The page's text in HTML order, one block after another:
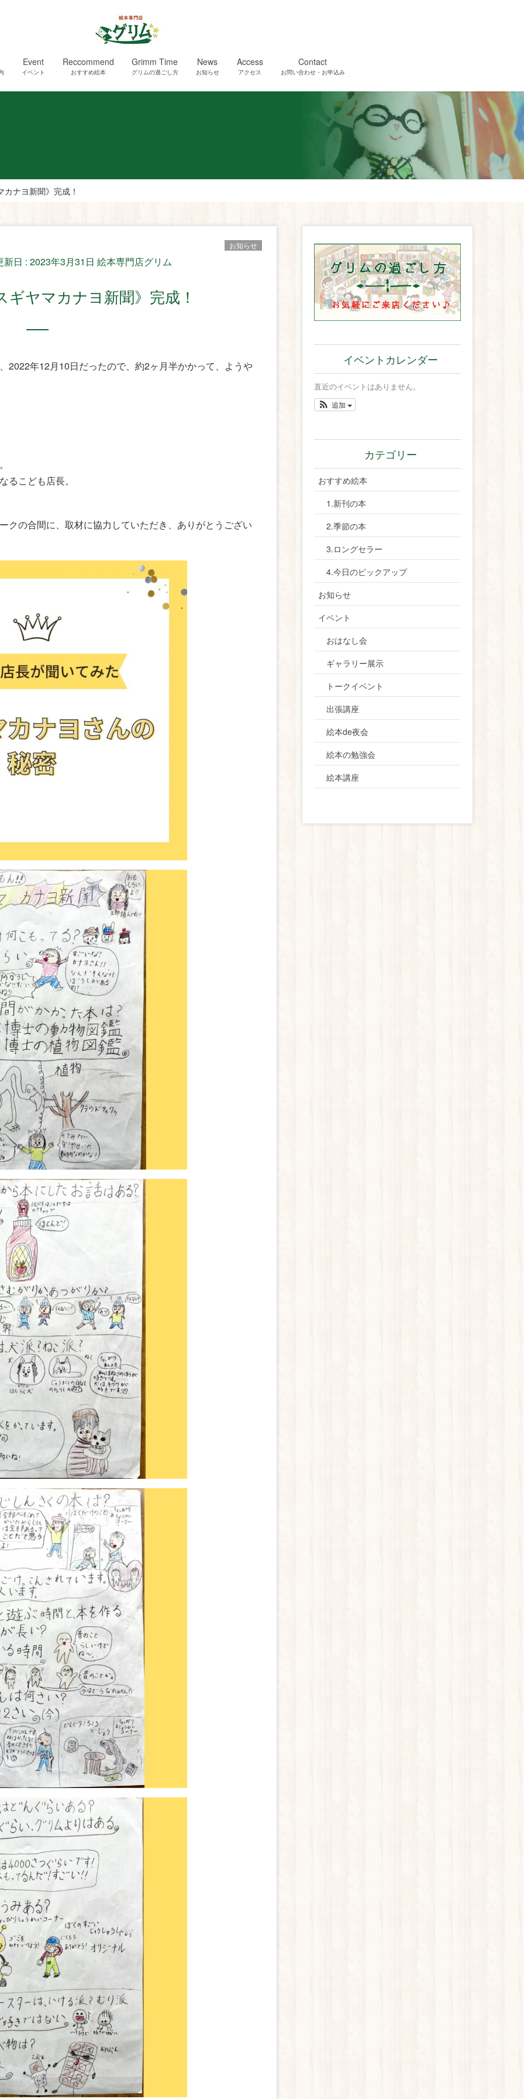
Event
イベント
Reccommend
おすすめ絵本
Grimm Time
グリムの過ごし方
News
お知らせ
Access
アクセス
Contact
お問い合わせ・お申込み
ナヨ新聞》完成！
新日 :2023年3月31日 絵本専門店グリム
お知らせ
ギヤマカナヨ新聞》完成！
2022年12月10日だったので、約2ヶ月半かかって、ようや
るこども店長。
クの合間に、取材に協力していただき、ありがとうござい
イベントカレンダー
直近のイベントはありません。
追加
カテゴリー
おすすめ絵本
1.新刊の本
2.季節の本
3.ロングセラー
4.今日のピックアップ
お知らせ
イベント
おはなし会
ギャラリー展示
トークイベント
出張講座
絵本de夜会
絵本の勉強会
絵本講座